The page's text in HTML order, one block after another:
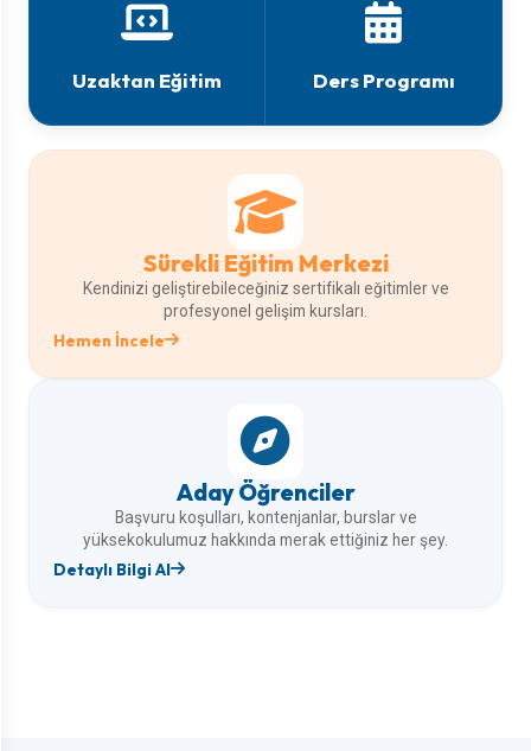
Uzaktan Eğitim Ders Programı
Sürekli Eğitim Merkezi
Kendinizi geliştirebileceğiniz sertifikalı eğitimler ve
profesyonel gelişim kursları.
Hemen İncele
Aday Öğrenciler
Başvuru koşulları, kontenjanlar, burslar ve
yüksekokulumuz hakkında merak ettiğiniz her şey.
Detaylı Bilgi Al